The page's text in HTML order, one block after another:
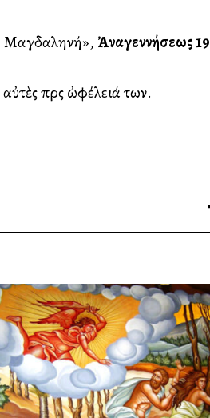
Μαγδαληνή», Ἀναγεννήσεως 19
πρὸς ὠφέλειά των.